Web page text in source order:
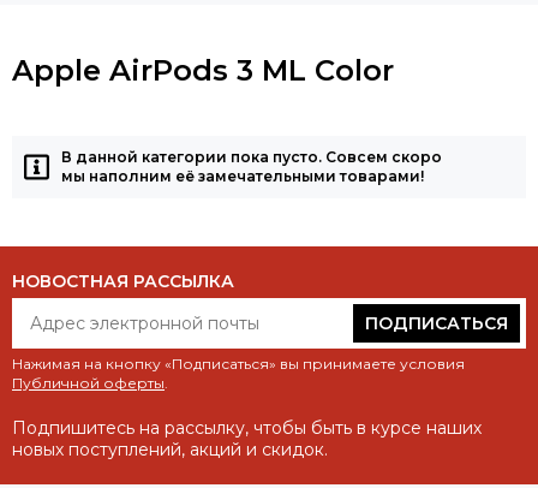
Apple AirPods 3 ML Color
В данной категории пока пусто. Совсем скоро
мы наполним её замечательными товарами!
НОВОСТНАЯ РАССЫЛКА
ПОДПИСАТЬСЯ
Нажимая на кнопку «Подписаться» вы принимаете условия
Публичной оферты.
Подпишитесь на рассылку, чтобы быть в курсе наших
новых поступлений, акций и скидок.